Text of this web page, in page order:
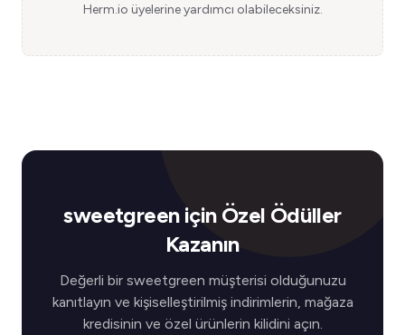
Herm.io üyelerine yardımcı olabileceksiniz.
sweetgreen için Özel Ödüller
Kazanın
Değerli bir sweetgreen müşterisi olduğunuzu
kanıtlayın ve kişiselleştirilmiş indirimlerin, mağaza
kredisinin ve özel ürünlerin kilidini açın.